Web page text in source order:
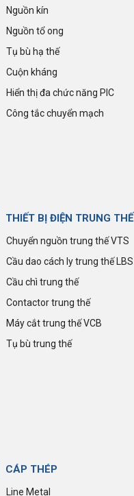
Nguồn kín
Nguồn tổ ong
Tụ bù hạ thế
Cuộn kháng
Hiển thị đa chức năng PIC
Công tắc chuyển mạch
THIẾT BỊ ĐIỆN TRUNG THẾ
Chuyển nguồn trung thế VTS
Cầu dao cách ly trung thế LBS
Cầu chì trung thế
Contactor trung thế
Máy cắt trung thế VCB
Tụ bù trung thế
CÁP THÉP
Line Metal